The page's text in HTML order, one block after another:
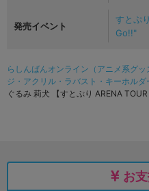
発売イベント
すとぷ
Go!!"
らしんばんオンライン（アニメ系グ
ジ・アクリル・ラバスト・キーホルダ
ぐるみ 莉犬 【すとぷり ARENA
お